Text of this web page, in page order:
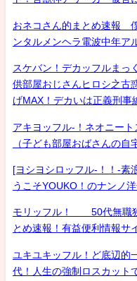
おネコさん的まとめ速報
ンタルメンヘラ電波中年ア
スケバン！デカッフルまっ
供部屋おじさんヒロシ之古
げMAX！デカいは正義刑事
アキヨッフル-！ネオニート
（子ども部屋おばさんの自
[ヨシヨシロッフル-！！-素
うこそYOUKO！のナンノ
モリッフル！ 50代無職独
とめ速報！有益便利情報
ユキユキッフル！ど底辺的
代！人生の強制ロスカット